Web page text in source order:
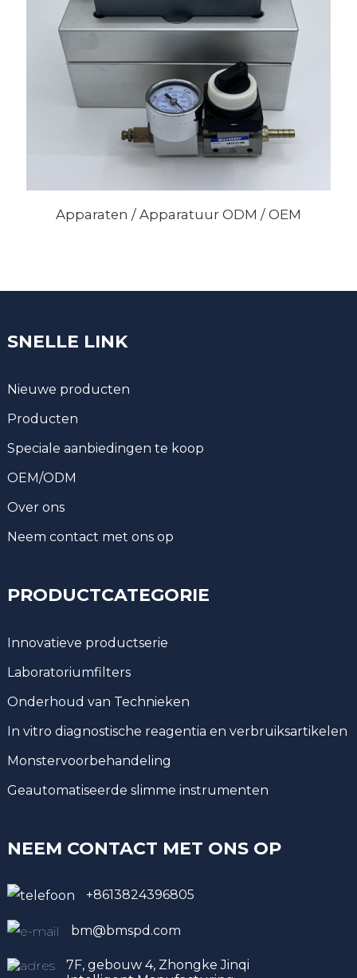
Apparaten / Apparatuur ODM / OEM
SNELLE LINK
Nieuwe producten
Producten
Speciale aanbiedingen te koop
OEM/ODM
Over ons
Neem contact met ons op
PRODUCTCATEGORIE
Innovatieve productserie
Laboratoriumfilters
Onderhoud van Technieken
In vitro diagnostische reagentia en verbruiksartikelen
Monstervoorbehandeling
Geautomatiseerde slimme instrumenten
NEEM CONTACT MET ONS OP
+8613824396805
bm@bmspd.com
7F, gebouw 4, Zhongke Jinqi